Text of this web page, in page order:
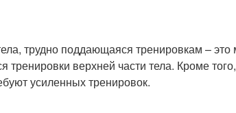
трудно поддающаяся тренировкам –
тренировки верхней части тела. Кроме
усиленных тренировок.